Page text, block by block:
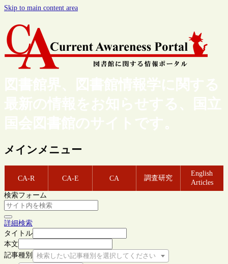
Skip to main content area
図書館界、図書館情報学に関する
最新の情報をお知らせする、国立
国会図書館のサイトです。
メインメニュー
CA-R CA-E CA 調査研究
English
Articles
検索フォーム
詳細検索
タイトル
本文
記事種別
検索したい記事種別を選択してください